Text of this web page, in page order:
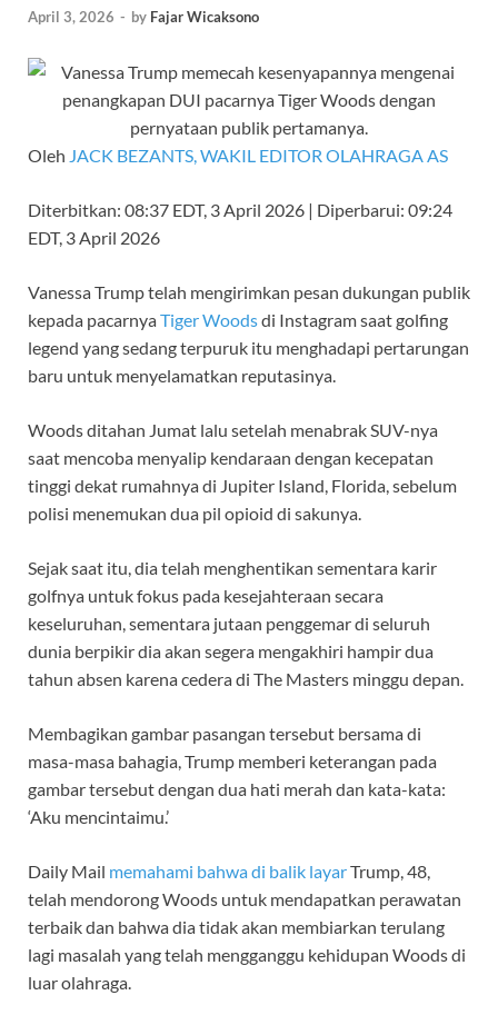
April 3, 2026 - by Fajar Wicaksono
Oleh JACK BEZANTS, WAKIL EDITOR OLAHRAGA AS
Diterbitkan: 08:37 EDT, 3 April 2026 | Diperbarui: 09:24
EDT, 3 April 2026
Vanessa Trump telah mengirimkan pesan dukungan publik
kepada pacarnyaTiger Woodsdi Instagram saat golfing
legend yang sedang terpuruk itu menghadapi pertarungan
baru untuk menyelamatkan reputasinya.
Woods ditahan Jumat lalu setelah menabrak SUV-nya
saat mencoba menyalip kendaraan dengan kecepatan
tinggi dekat rumahnya di Jupiter Island, Florida, sebelum
polisi menemukan dua pil opioid di sakunya.
Sejak saat itu, dia telah menghentikan sementara karir
golfnya untuk fokus pada kesejahteraan secara
keseluruhan, sementara jutaan penggemar di seluruh
dunia berpikir dia akan segera mengakhiri hampir dua
tahun absen karena cedera di The Masters minggu depan.
Membagikan gambar pasangan tersebut bersama di
masa-masa bahagia, Trump memberi keterangan pada
gambar tersebut dengan dua hati merah dan kata-kata:
‘Aku mencintaimu.’
Daily Mail memahami bahwa di balik layarTrump, 48,
telah mendorong Woods untuk mendapatkan perawatan
terbaik dan bahwa dia tidak akan membiarkan terulang
lagi masalah yang telah mengganggu kehidupan Woods di
luar olahraga.